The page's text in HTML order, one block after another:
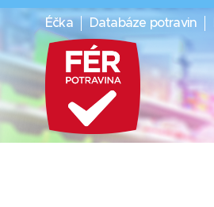
Éčka Databáze potravin